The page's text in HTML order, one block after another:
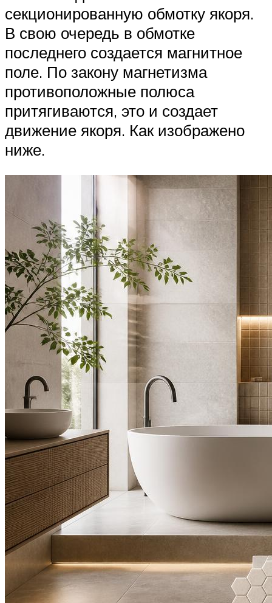
секционированную обмотку якоря.
В свою очередь в обмотке
последнего создается магнитное
поле. По закону магнетизма
противоположные полюса
притягиваются, это и создает
движение якоря. Как изображено
ниже.